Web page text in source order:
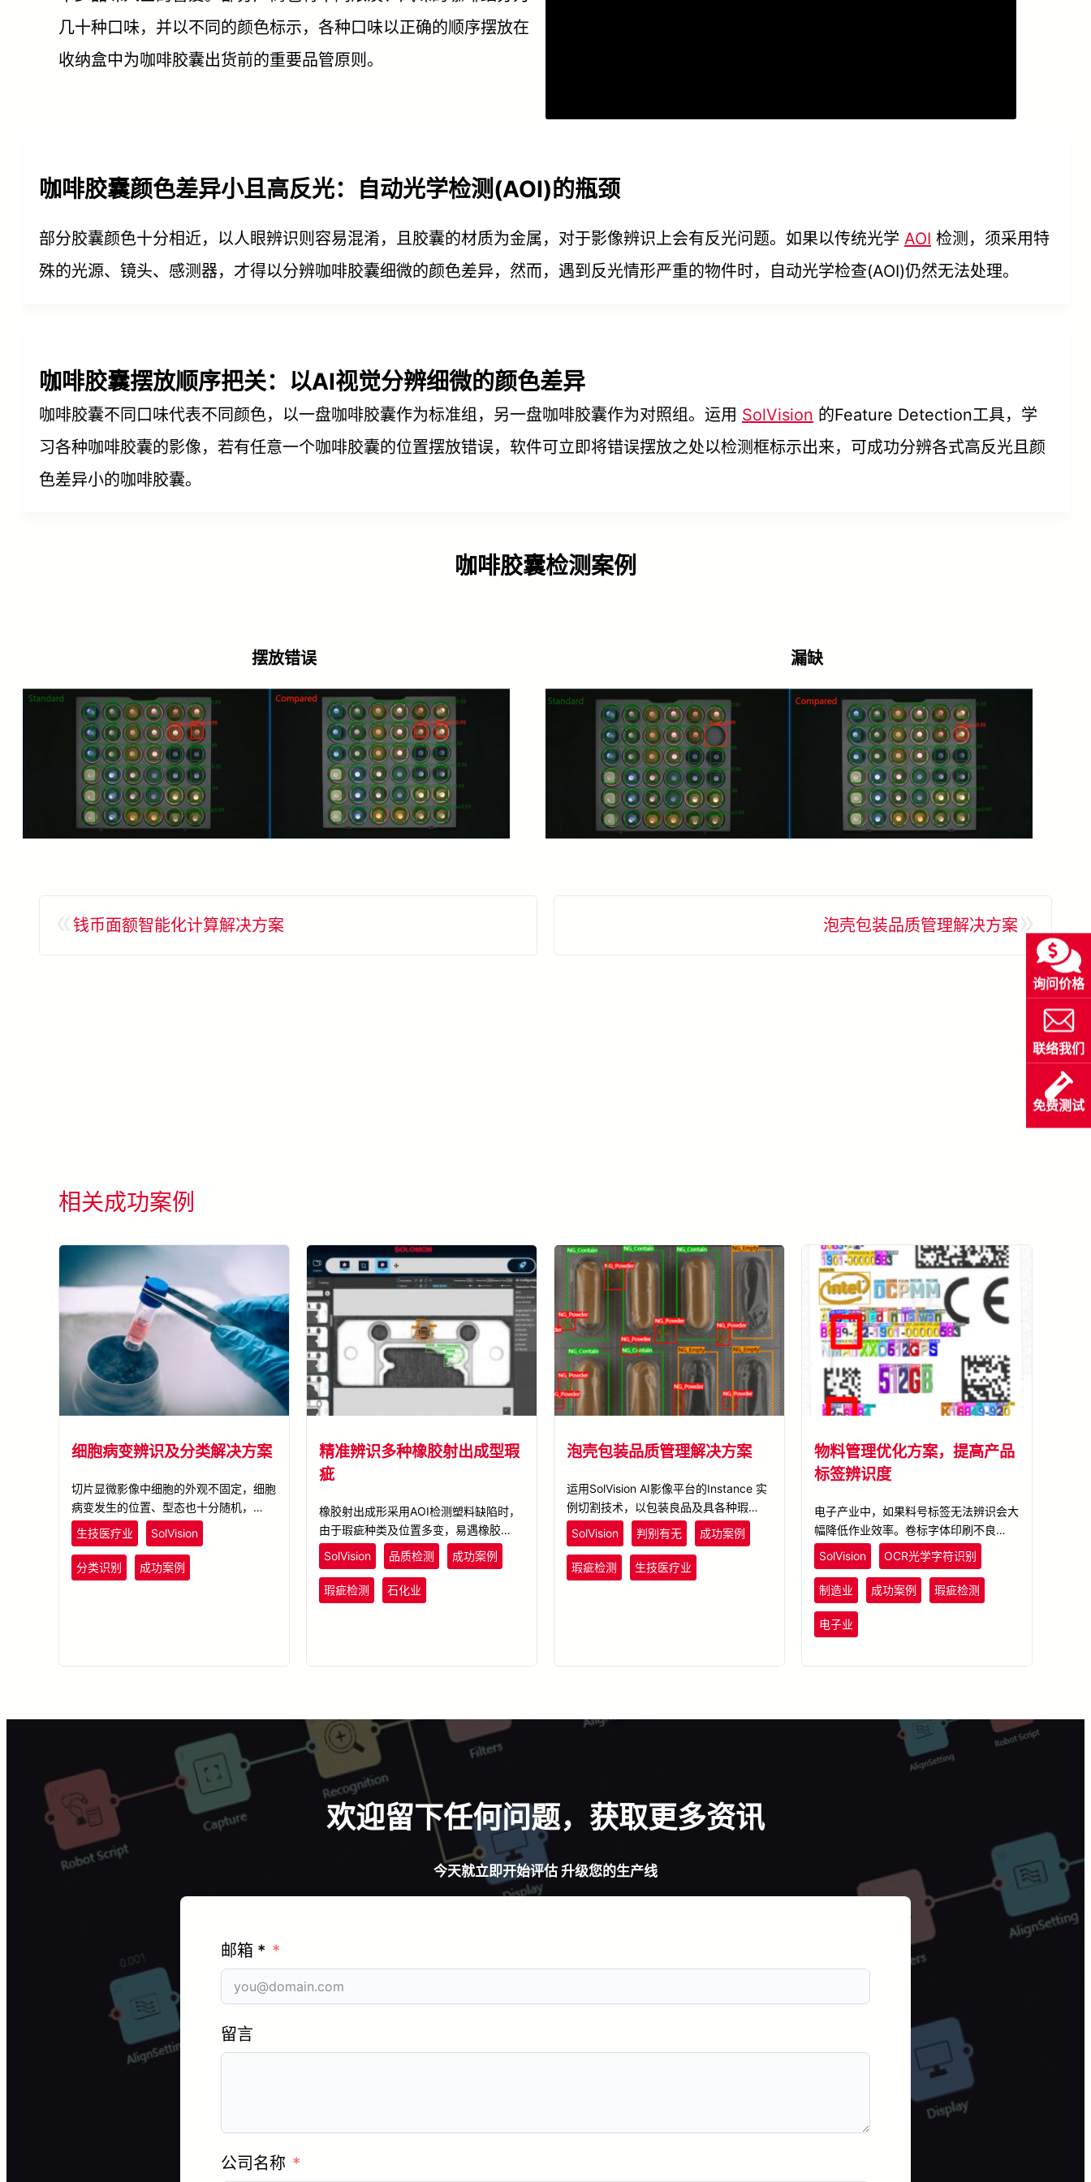
几十种口味，并以不同的颜色标示，各种口味以正确的顺序摆放在
收纳盒中为咖啡胶囊出货前的重要品管原则。
咖啡胶囊颜色差异小且高反光：自动光学检测(AOI)的瓶颈
部分胶囊颜色十分相近，以人眼辨识则容易混淆，且胶囊的材质为金属，对于影像辨识上会有反光问题。如果以传统光学 AOI 检测，须采用特
殊的光源、镜头、感测器，才得以分辨咖啡胶囊细微的颜色差异，然而，遇到反光情形严重的物件时，自动光学检查(AOI)仍然无法处理。
咖啡胶囊摆放顺序把关：以AI视觉分辨细微的颜色差异
咖啡胶囊不同口味代表不同颜色，以一盘咖啡胶囊作为标准组，另一盘咖啡胶囊作为对照组。运用 SolVision 的Feature Detection工具，学
习各种咖啡胶囊的影像，若有任意一个咖啡胶囊的位置摆放错误，软件可立即将错误摆放之处以检测框标示出来，可成功分辨各式高反光且颜
色差异小的咖啡胶囊。
咖啡胶囊检测案例
摆放错误 漏缺
钱币面额智能化计算解决方案 泡壳包装品质管理解决方案
相关成功案例
细胞病变辨识及分类解决方案
切片显微影像中细胞的外观不固定，细胞
病变发生的位置、型态也十分随机，导致
每位医师对于癌细胞的判断及圈选标准不
尽一致，更无法透过传统光学检测以撰写
逻辑方式判断癌细胞的型态。数据扩增结
合AI深度学习技术可以更快速准确地判读
生技医疗业 SolVision
分类识别 成功案例
精准辨识多种橡胶射出成型瑕
疵
橡胶射出成形采用AOI检测塑料缺陷时，
由于瑕疵种类及位置多变，易遇橡胶射出
瑕疵样品不足使得瑕疵定性定量困难，检
测精准度不足。利用SolVision AI瑕疵检
测，针对橡胶射出成品瑕疵形状与颜色建
立数据库，AI学习可后辨识种类及位置多
SolVision 品质检测 成功案例
瑕疵检测 石化业
泡壳包装品质管理解决方案
运用SolVision AI影像平台的Instance 实
例切割技术，以包装良品及具各种瑕疵类
型的影像样本训练AI模型。训练完成的模
型可实时且迅速地辨识每一反光或透明泡
壳的包装及填充情形，并将侦测到的瑕疵
予以标注并分类。
SolVision 判别有无 成功案例
瑕疵检测 生技医疗业
物料管理优化方案，提高产品
标签辨识度
电子产业中，如果料号标签无法辨识会大
幅降低作业效率。卷标字体印刷不良卷标
上的字体在印刷过程容易产生不规则的细
微瑕疵，使得AOI难以辨识。利用
SolVision进行缺陷以及字符辨识之AI深度
学习，即便卷标字体出现不规则的缺陷仍
能正确辨识，大幅降低物料管理的成本支
出，提高库存管理正确性。
SolVision OCR光学字符识别
制造业 成功案例 瑕疵检测
电子业
询问价格
联络我们
免费测试
欢迎留下任何问题，获取更多资讯
今天就立即开始评估 升级您的生产线
邮箱 *
留言
公司名称